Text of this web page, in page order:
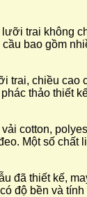
trai không
bao gồm
trai, chiều cao
thảo thiết
cotton,
Một số chất
đã thiết kế,
độ bền và tính